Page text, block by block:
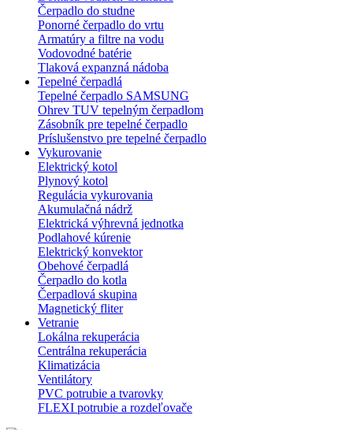
Čerpadlo do studne
Ponorné čerpadlo do vrtu
Armatúry a filtre na vodu
Vodovodné batérie
Tlaková expanzná nádoba
Tepelné čerpadlá
Tepelné čerpadlo SAMSUNG
Ohrev TUV tepelným čerpadlom
Zásobník pre tepelné čerpadlo
Príslušenstvo pre tepelné čerpadlo
Vykurovanie
Elektrický kotol
Plynový kotol
Regulácia vykurovania
Akumulačná nádrž
Elektrická výhrevná jednotka
Podlahové kúrenie
Elektrický konvektor
Obehové čerpadlá
Čerpadlo do kotla
Čerpadlová skupina
Magnetický fliter
Vetranie
Lokálna rekuperácia
Centrálna rekuperácia
Klimatizácia
Ventilátory
PVC potrubie a tvarovky
FLEXI potrubie a rozdeľovače